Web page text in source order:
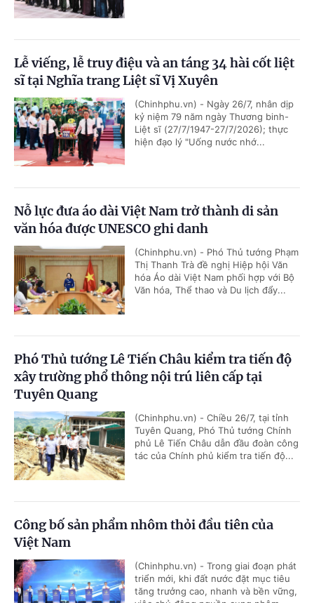
Lễ viếng, lễ truy điệu và an táng 34 hài cốt liệt
sĩ tại Nghĩa trang Liệt sĩ Vị Xuyên
(Chinhphu.vn) - Ngày 26/7, nhân dịp
kỷ niệm 79 năm ngày Thương binh-
Liệt sĩ (27/7/1947-27/7/2026); thực
hiện đạo lý "Uống nước nhớ...
Nỗ lực đưa áo dài Việt Nam trở thành di sản
văn hóa được UNESCO ghi danh
(Chinhphu.vn) - Phó Thủ tướng Phạm
Thị Thanh Trà đề nghị Hiệp hội Văn
hóa Áo dài Việt Nam phối hợp với Bộ
Văn hóa, Thể thao và Du lịch đẩy...
Phó Thủ tướng Lê Tiến Châu kiểm tra tiến độ
xây trường phổ thông nội trú liên cấp tại
Tuyên Quang
(Chinhphu.vn) - Chiều 26/7, tại tỉnh
Tuyên Quang, Phó Thủ tướng Chính
phủ Lê Tiến Châu dẫn đầu đoàn công
tác của Chính phủ kiểm tra tiến độ...
Công bố sản phẩm nhôm thỏi đầu tiên của
Việt Nam
(Chinhphu.vn) - Trong giai đoạn phát
triển mới, khi đất nước đặt mục tiêu
tăng trưởng cao, nhanh và bền vững,